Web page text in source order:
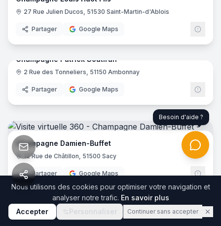
27 Rue Julien Ducos, 51530 Saint-Martin-d'Ablois
Partager Google Maps
Champagne Patrick Soutiran
2 Rue des Tonneliers, 51150 Ambonnay
Partager Google Maps
8
Champagne Damien-Buffet
12 Rue de Châtillon, 51500 Sacy
Partager Google Maps
Nous utilisons des cookies pour optimiser votre navigation et
analyser notre trafic. En savoir plus
Accepter
Personnaliser Continuer sans accepter
Besoin d'aide ?